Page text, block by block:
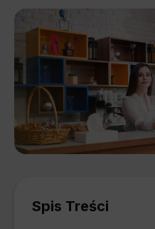
Spis Treści